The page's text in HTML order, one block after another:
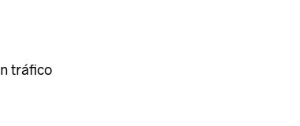
tráfico